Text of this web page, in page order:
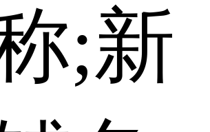
;新